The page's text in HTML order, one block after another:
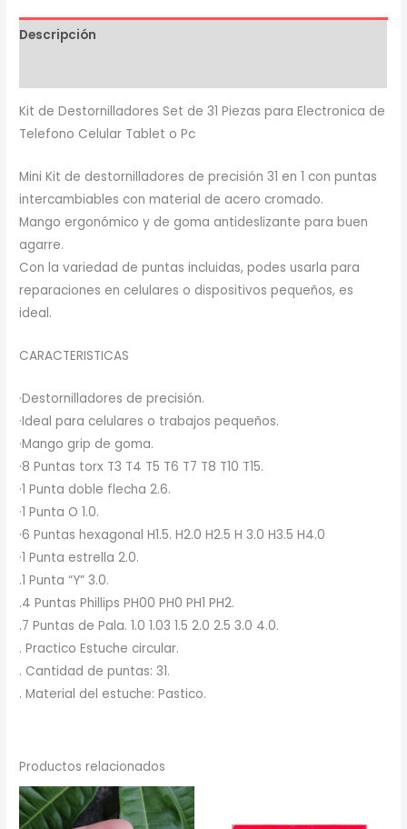
celular
tablet
cantidad
Descripción
Kit de Destornilladores Set de 31 Piezas para Electronica de
Telefono Celular Tablet o Pc
Mini Kit de destornilladores de precisión 31 en 1 con puntas
intercambiables con material de acero cromado.
Mango ergonómico y de goma antideslizante para buen
agarre.
Con la variedad de puntas incluidas, podes usarla para
reparaciones en celulares o dispositivos pequeños, es
ideal.
CARACTERISTICAS
·Destornilladores de precisión.
·Ideal para celulares o trabajos pequeños.
·Mango grip de goma.
·8 Puntas torx T3 T4 T5 T6 T7 T8 T10 T15.
·1 Punta doble flecha 2.6.
·1 Punta O 1.0.
·6 Puntas hexagonal H1.5. H2.0 H2.5 H 3.0 H3.5 H4.0
·1 Punta estrella 2.0.
.1 Punta “Y” 3.0.
.4 Puntas Phillips PH00 PH0 PH1 PH2.
.7 Puntas de Pala. 1.0 1.03 1.5 2.0 2.5 3.0 4.0.
. Practico Estuche circular.
. Cantidad de puntas: 31.
. Material del estuche: Pastico.
Productos relacionados